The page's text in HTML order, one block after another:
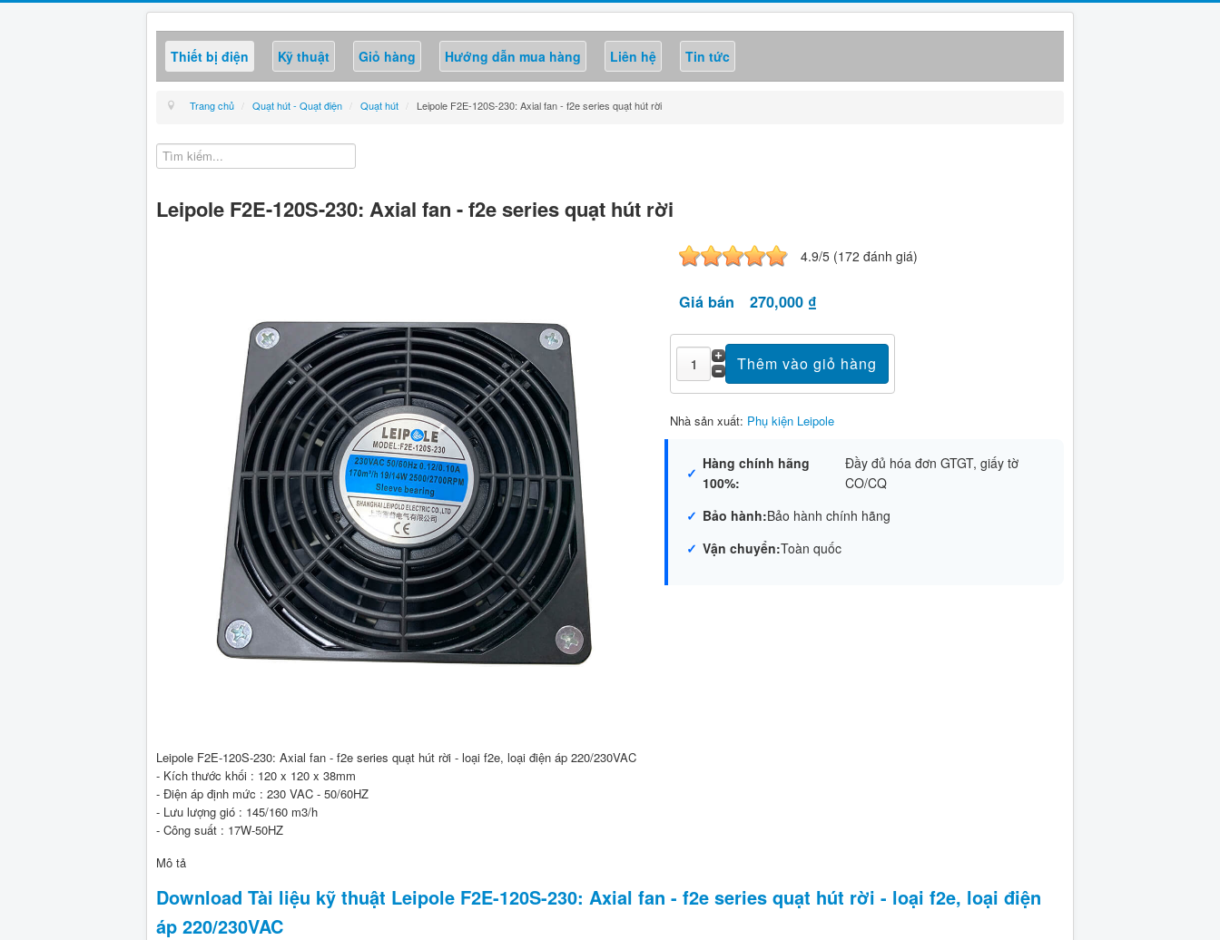
Thiết bị điện Kỹ thuật Giỏ hàng Hướng dẫn mua hàng Liên hệ Tin tức
Trang chủ / Quạt hút - Quạt điện / Quạt hút / Leipole F2E-120S-230: Axial fan - f2e series quạt hút rời
Leipole F2E-120S-230: Axial fan - f2e series quạt hút rời
4.9/5 (172 đánh giá)
Giá bán 270,000 ₫
Nhà sản xuất: Phụ kiện Leipole
Hàng chính hãng
100%:
Đầy đủ hóa đơn GTGT, giấy tờ
CO/CQ
Bảo hành:Bảo hành chính hãng
Vận chuyển:Toàn quốc
Leipole F2E-120S-230: Axial fan - f2e series quạt hút rời - loại f2e, loại điện áp 220/230VAC
- Kích thước khối : 120 x 120 x 38mm
- Điện áp định mức : 230 VAC - 50/60HZ
- Lưu lượng gió : 145/160 m3/h
- Công suất : 17W-50HZ
Mô tả
Download Tài liệu kỹ thuật Leipole F2E-120S-230: Axial fan - f2e series quạt hút rời - loại f2e, loại điện
áp 220/230VAC